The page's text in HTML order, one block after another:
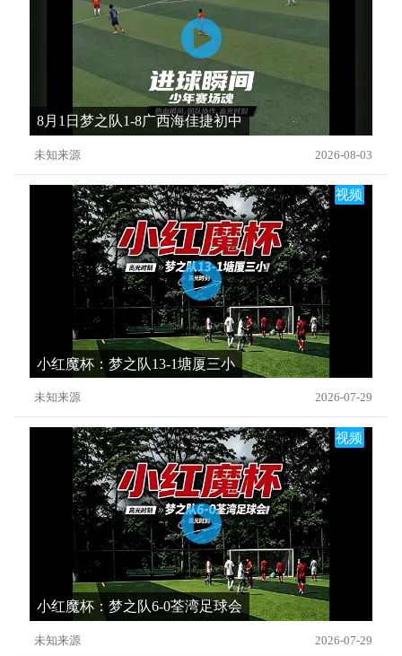
8月1日梦之队1-8广西海佳捷初中
未知来源 2026-08-03
视频
小红魔杯：梦之队13-1塘厦三小
未知来源 2026-07-29
视频
小红魔杯：梦之队6-0荃湾足球会
未知来源 2026-07-29